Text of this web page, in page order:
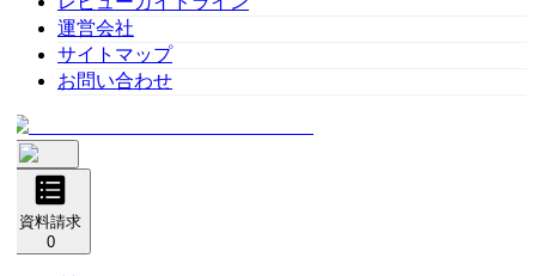
運営会社
サイトマップ
お問い合わせ
資料請求